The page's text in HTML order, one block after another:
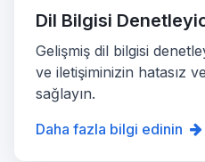
Dil Bilgisi
Gelişmiş dil bilgisi
ve iletişiminizin hatasız
sağlayın.
Daha fazla bilgi edinin